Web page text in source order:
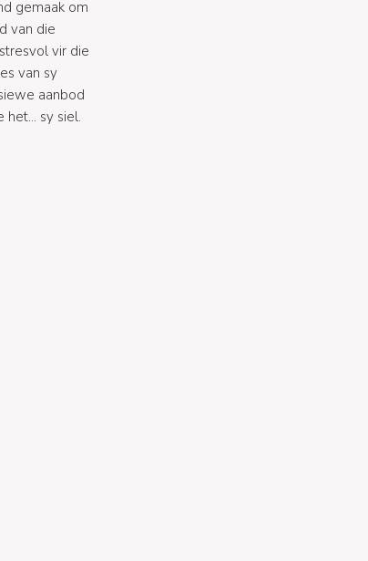
gemaak om
van die
vir die
van sy
aanbod
sy siel.